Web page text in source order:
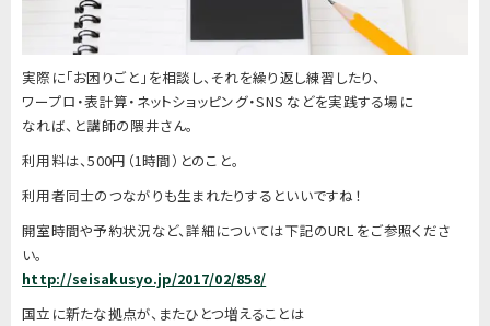
実際に「お困りごと」を相談し、それを繰り返し練習したり、
ワープロ・表計算・ネットショッピング・SNS などを実践する場に
なれば、と講師の隈井さん。
利用料は、500円（1時間）とのこと。
利用者同士のつながりも生まれたりするといいですね！
開室時間や予約状況など、詳細については下記のURL をご参照くださ
い。
http://seisakusyo.jp/2017/02/858/
国立に新たな拠点が、またひとつ増えることは